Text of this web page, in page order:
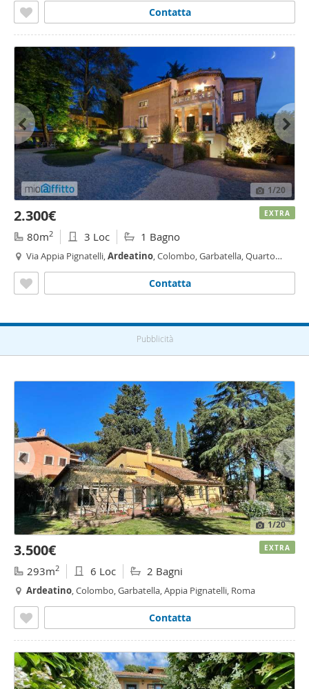
Roma
Contatta
1/20
2.300€
80m2 3 Loc 1 Bagno
Via Appia Pignatelli,Ardeatino, Colombo, Garbatella, Quarto
Contatta
EXTRA
Pubblicità
1/20
3.500€
293m2 6 Loc 2 Bagni
Ardeatino, Colombo, Garbatella, Appia Pignatelli, Roma
Contatta
EXTRA